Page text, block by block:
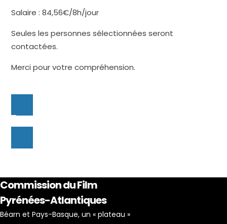
Salaire : 84,56€/8h/jour
Seules les personnes sélectionnées seront
contactées.
Merci pour votre compréhension.
Commission du Film
Pyrénées-Atlantiques
Béarn et Pays-Basque, un « plateau »